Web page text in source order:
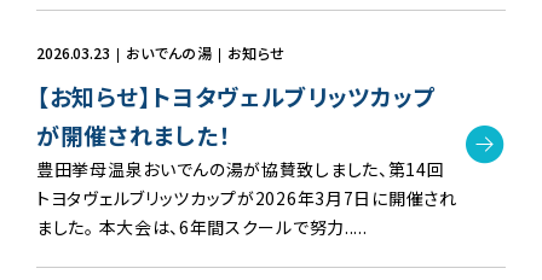
2026.03.23 おいでんの湯 お知らせ
【お知らせ】トヨタヴェルブリッツカップ
が開催されました！
豊田挙母温泉おいでんの湯が協賛致しました、第14回
トヨタヴェルブリッツカップが2026年3月7日に開催され
ました。 本大会は、6年間スクールで努力.....